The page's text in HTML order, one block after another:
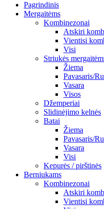
Pagrindinis
Mergaitėms
Kombinezonai
Atskiri
Vientisi
Visi
Striukės
Žiema
Pavasaris/
Vasara
Visos
Džemperiai
Slidinėjimo kelnės
Batai
Žiema
Pavasaris/
Vasara
Visi
Kepurės / pirštinės
Berniukams
Kombinezonai
Atskiri
Vientisi